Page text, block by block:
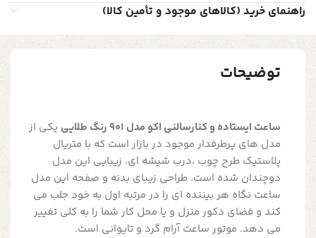
راهنمای خرید (کالاهای موجود و تأمین کالا)
توضیحات
ساعت ایستاده و کنارسالنی اکو مدل 901 رنگ طلایی
یکی از
مدل های پرطرفدار موجود در بازار است که با متریال
پلاستیک طرح چوب ،درب شیشه ای، زیبایی این مدل
دوچندان شده است. طراحی زیبای بدنه و صفحه این مدل
ساعت نگاه هر بیننده ای را در مرتبه اول به خود جلب می
کند و فضای دکور منزل و یا محل کار شما را به کلی تغییر
می دهد. موتور ساعت آرام گرد و تایوانی است.